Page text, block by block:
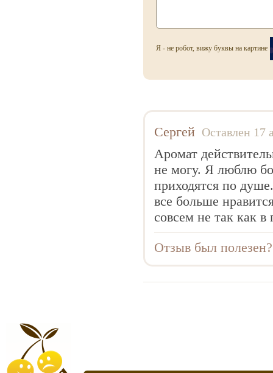
Balmain
Balossa
Banana Republic
Я - не робот, вижу буквы на картине
Сергей Оставлен 17
Аромат
не могу. Я люблю
приходятся по
все больше
совсем не так как
Отзыв был